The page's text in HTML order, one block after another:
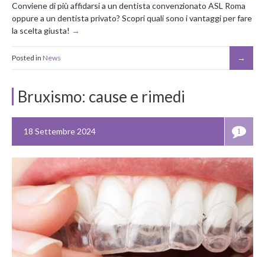
Conviene di più affidarsi a un dentista convenzionato ASL Roma
oppure a un dentista privato? Scopri quali sono i vantaggi per fare
la scelta giusta!
Posted in News
Bruxismo: cause e rimedi
1
18 Settembre 2024